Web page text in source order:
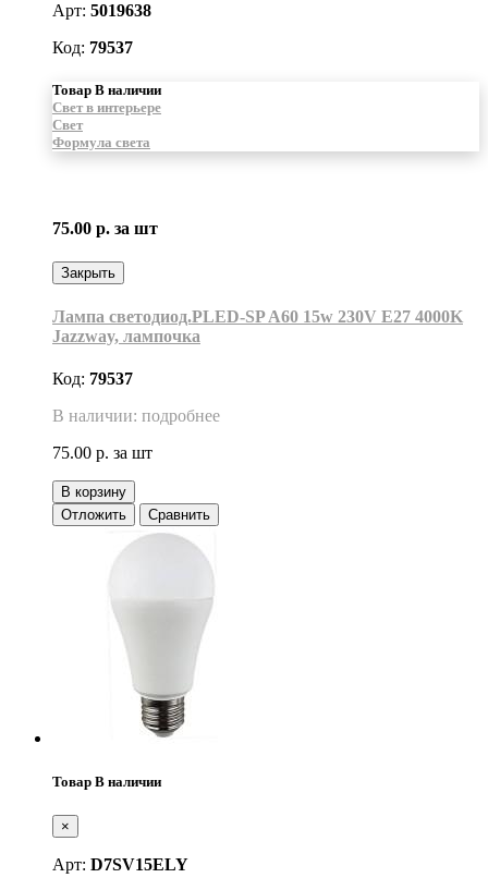
Арт: 5019638
Код: 79537
Товар В наличии
Свет в интерьере
Свет
Формула света
75.00 р. за шт
Закрыть
Лампа светодиод.PLED-SP A60 15w 230V E27 4000K
Jazzway, лампочка
Код: 79537
В наличии: подробнее
75.00 р. за шт
В корзину
Отложить
Сравнить
Товар В наличии
×
Арт: D7SV15ELY